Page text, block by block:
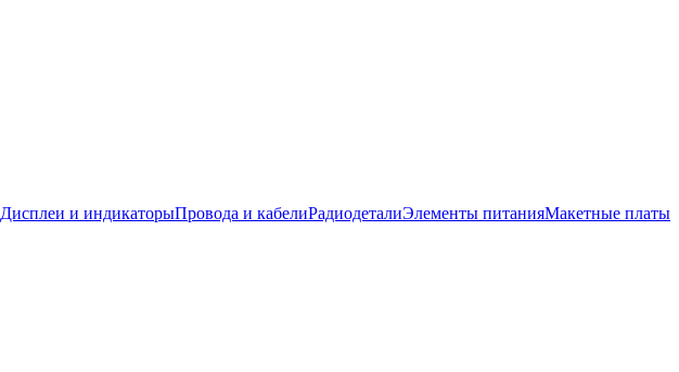
Дисплеи и индикаторыПровода и кабелиРадиодеталиЭлементы питанияМакетные платы